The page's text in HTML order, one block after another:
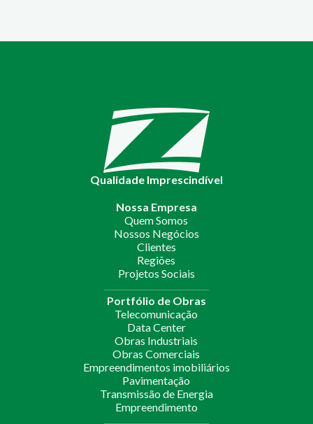
Qualidade Imprescindível
Nossa Empresa
Quem Somos
Nossos Negócios
Clientes
Regiões
Projetos Sociais
Portfólio de Obras
Telecomunicação
Data Center
Obras Industriais
Obras Comerciais
Empreendimentos imobiliários
Pavimentação
Transmissão de Energia
Empreendimento